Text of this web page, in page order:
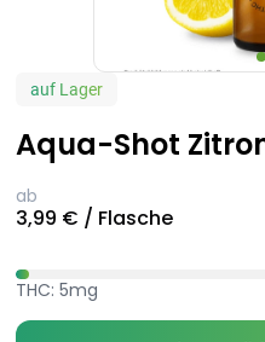
auf Lager
Aqua-Shot
ab
3,99 € / Flasche
THC: 5mg